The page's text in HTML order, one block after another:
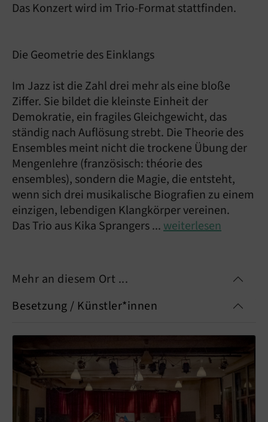
Das Konzert wird im Trio-Format stattfinden.
Die Geometrie des Einklangs
Im Jazz ist die Zahl drei mehr als eine bloße
Ziffer. Sie bildet die kleinste Einheit der
Demokratie, ein fragiles Gleichgewicht, das
ständig nach Auflösung strebt. Die Theorie des
Ensembles meint nicht die trockene Übung der
Mengenlehre (französisch: théorie des
ensembles), sondern die Magie, die entsteht,
wenn sich drei musikalische Biografien zu einem
einzigen, lebendigen Klangkörper vereinen.
Das Trio aus Kika Sprangers ...weiterlesen
Mehr an diesem Ort ...
Besetzung / Künstler*innen